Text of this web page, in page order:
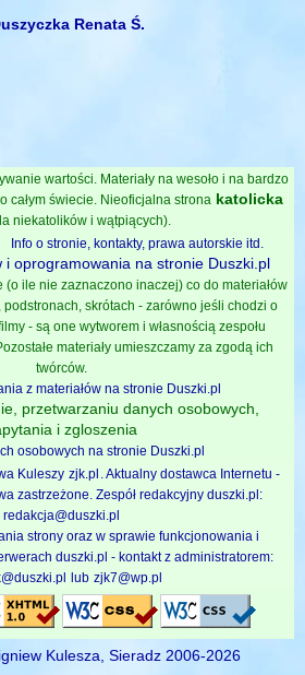
Renata Ś.
wartości. Materiały na wesoło i na bardzo
całym świecie. Nieoficjalna strona katolicka
niekatolików i wątpiących).
Info o stronie, kontakty, prawa autorskie itd.
i oprogramowania na stronie Duszki.pl
ile nie zaznaczono inaczej) co do materiałów
skrótach - zarówno jeśli chodzi o
- są one wytworem i własnością zespołu
materiały umieszczamy za zgodą ich
twórców.
z materiałów na stronie Duszki.pl
przetwarzaniu danych osobowych,
i zgloszenia
osobowych na stronie Duszki.pl
Kuleszy zjk.pl . Aktualny dostawca Internetu -
zastrzeżone. Zespół redakcyjny duszki.pl:
redakcja@duszki.pl
strony oraz w sprawie funkcjonowania i
duszki.pl - kontakt z administratorem:
lub zjk7@wp.pl
Kulesza, Sieradz 2006-2026